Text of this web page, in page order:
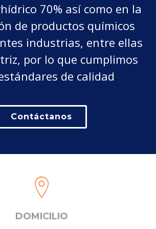
70% así como en la
de productos químicos
industrias, entre ellas
por lo que cumplimos
de calidad
Contáctanos
DOMICILIO